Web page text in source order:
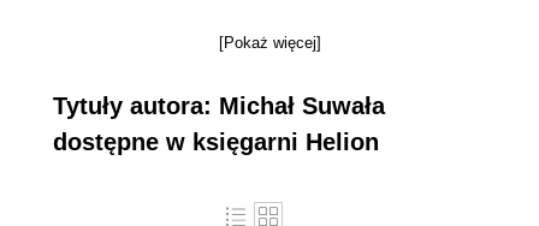
szczerość, zaangażowanie i otwartą komunikację.
popularnonaukową, a także aktywnie spędza czas z
rodziną.
[Pokaż więcej]
Tytuły autora: Michał Suwała
dostępne w księgarni Helion